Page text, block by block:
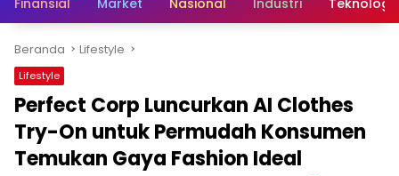
Beranda Lifestyle
Lifestyle
Perfect Corp Luncurkan AI Clothes
Try-On untuk Permudah Konsumen
Temukan Gaya Fashion Ideal